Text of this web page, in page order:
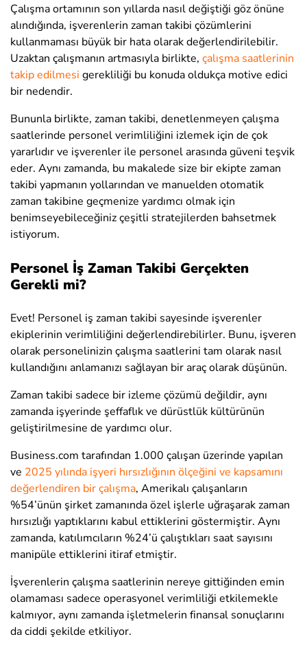
Çalışma ortamının son yıllarda nasıl değiştiği göz önüne
alındığında, işverenlerin zaman takibi çözümlerini
kullanmaması büyük bir hata olarak değerlendirilebilir.
Uzaktan çalışmanın artmasıyla birlikte, çalışma saatlerinin
takip edilmesi gerekliliği bu konuda oldukça motive edici
bir nedendir.
Bununla birlikte, zaman takibi, denetlenmeyen çalışma
saatlerinde personel verimliliğini izlemek için de çok
yararlıdır ve işverenler ile personel arasında güveni teşvik
eder. Aynı zamanda, bu makalede size bir ekipte zaman
takibi yapmanın yollarından ve manuelden otomatik
zaman takibine geçmenize yardımcı olmak için
benimseyebileceğiniz çeşitli stratejilerden bahsetmek
istiyorum.
Personel İş Zaman Takibi Gerçekten
Gerekli mi?
Evet! Personel iş zaman takibi sayesinde işverenler
ekiplerinin verimliliğini değerlendirebilirler. Bunu, işveren
olarak personelinizin çalışma saatlerini tam olarak nasıl
kullandığını anlamanızı sağlayan bir araç olarak düşünün.
Zaman takibi sadece bir izleme çözümü değildir, aynı
zamanda işyerinde şeffaflık ve dürüstlük kültürünün
geliştirilmesine de yardımcı olur.
Business.com tarafından 1.000 çalışan üzerinde yapılan
ve 2025 yılında işyeri hırsızlığının ölçeğini ve kapsamını
değerlendiren bir çalışma, Amerikalı çalışanların
%54’ünün şirket zamanında özel işlerle uğraşarak zaman
hırsızlığı yaptıklarını kabul ettiklerini göstermiştir. Aynı
zamanda, katılımcıların %24’ü çalıştıkları saat sayısını
manipüle ettiklerini itiraf etmiştir.
İşverenlerin çalışma saatlerinin nereye gittiğinden emin
olamaması sadece operasyonel verimliliği etkilemekle
kalmıyor, aynı zamanda işletmelerin finansal sonuçlarını
da ciddi şekilde etkiliyor.